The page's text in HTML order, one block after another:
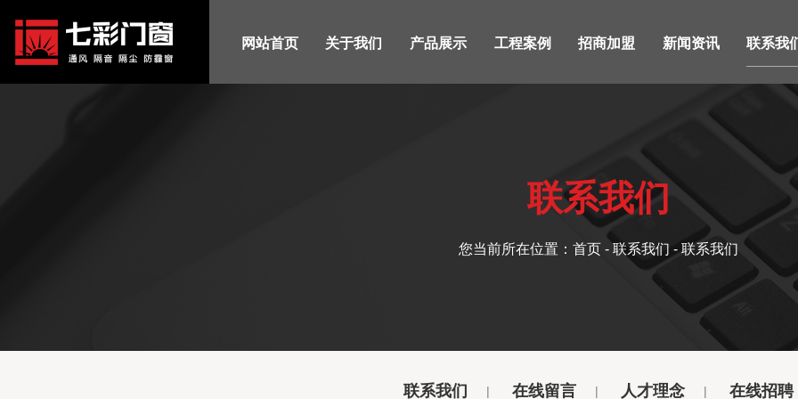
网站首页 关于我们 产品展示 工程案例 招商加盟 新闻资讯 联系我
联系我们
您当前所在位置： 首页 - 联系我们 - 联系我们
联系我们 在线留言 人才理念 在线招聘